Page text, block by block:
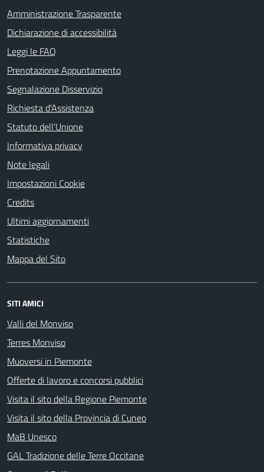
Amministrazione Trasparente
Dichiarazione di accessibilità
Leggi le FAQ
Prenotazione Appuntamento
Segnalazione Disservizio
Richiesta d'Assistenza
Statuto dell'Unione
Informativa privacy
Note legali
Impostazioni Cookie
Credits
Ultimi aggiornamenti
Statistiche
Mappa del Sito
SITI AMICI
Valli del Monviso
Terres Monviso
Muoversi in Piemonte
Offerte di lavoro e concorsi pubblici
Visita il sito della Regione Piemonte
Visita il sito della Provincia di Cuneo
MaB Unesco
GAL Tradizione delle Terre Occitane